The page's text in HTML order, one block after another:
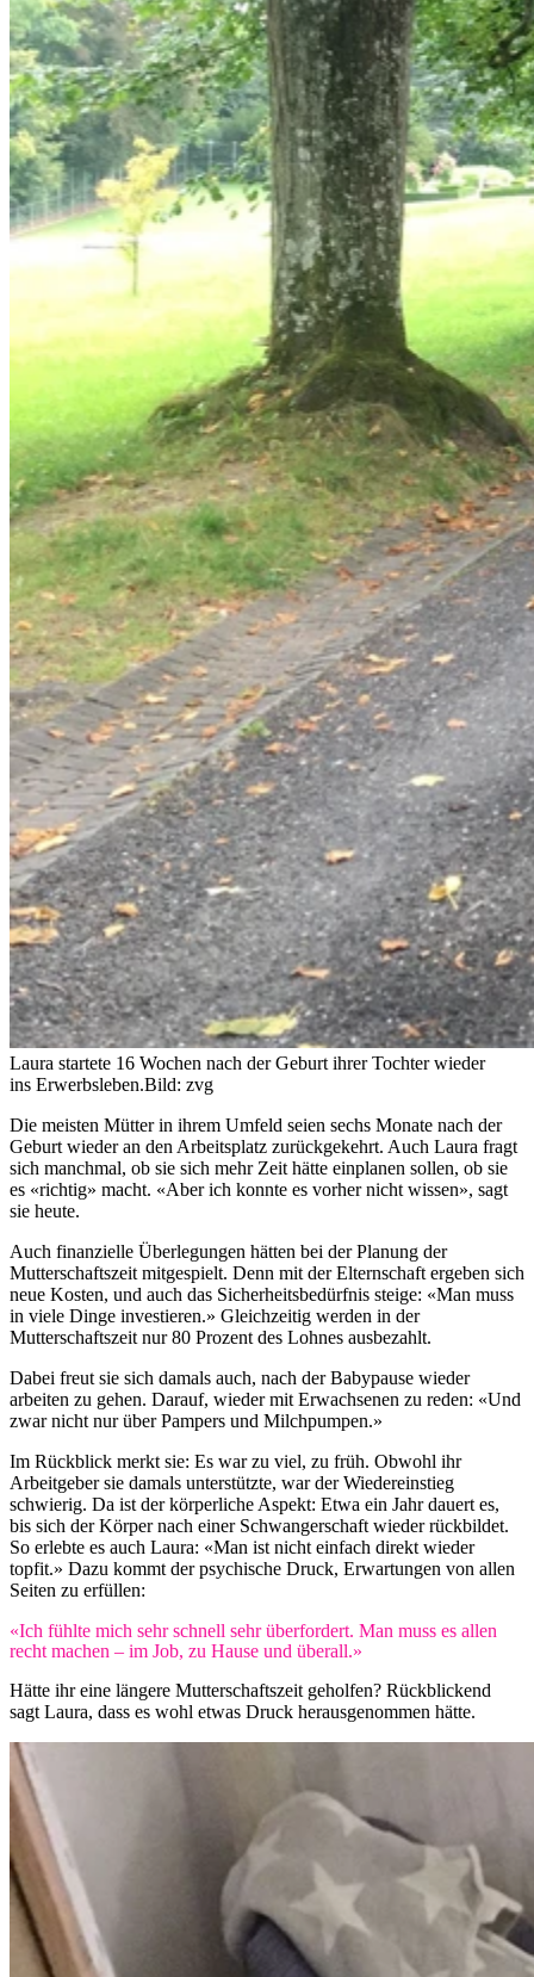
Laura startete 16 Wochen nach der Geburt ihrer Tochter wieder
ins Erwerbsleben.Bild: zvg
Die meisten Mütter in ihrem Umfeld seien sechs Monate nach der
Geburt wieder an den Arbeitsplatz zurückgekehrt. Auch Laura fragt
sich manchmal, ob sie sich mehr Zeit hätte einplanen sollen, ob sie
es «richtig» macht. «Aber ich konnte es vorher nicht wissen», sagt
sie heute.
Auch finanzielle Überlegungen hätten bei der Planung der
Mutterschaftszeit mitgespielt. Denn mit der Elternschaft ergeben sich
neue Kosten, und auch das Sicherheitsbedürfnis steige: «Man muss
in viele Dinge investieren.» Gleichzeitig werden in der
Mutterschaftszeit nur 80 Prozent des Lohnes ausbezahlt.
Dabei freut sie sich damals auch, nach der Babypause wieder
arbeiten zu gehen. Darauf, wieder mit Erwachsenen zu reden: «Und
zwar nicht nur über Pampers und Milchpumpen.»
Im Rückblick merkt sie: Es war zu viel, zu früh. Obwohl ihr
Arbeitgeber sie damals unterstützte, war der Wiedereinstieg
schwierig. Da ist der körperliche Aspekt: Etwa ein Jahr dauert es,
bis sich der Körper nach einer Schwangerschaft wieder rückbildet.
So erlebte es auch Laura: «Man ist nicht einfach direkt wieder
topfit.» Dazu kommt der psychische Druck, Erwartungen von allen
Seiten zu erfüllen:
«Ich fühlte mich sehr schnell sehr überfordert. Man muss es allen
recht machen – im Job, zu Hause und überall.»
Hätte ihr eine längere Mutterschaftszeit geholfen? Rückblickend
sagt Laura, dass es wohl etwas Druck herausgenommen hätte.